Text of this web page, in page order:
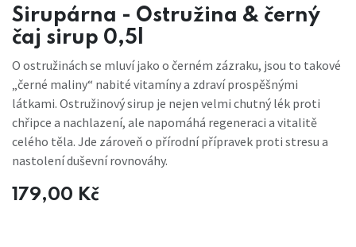
Sirupárna - Ostružina & černý
čaj sirup 0,5l
O ostružinách se mluví jako o černém zázraku, jsou to takové
„černé maliny“ nabité vitamíny a zdraví prospěšnými
látkami. Ostružinový sirup je nejen velmi chutný lék proti
chřipce a nachlazení, ale napomáhá regeneraci a vitalitě
celého těla. Jde zároveň o přírodní přípravek proti stresu a
nastolení duševní rovnováhy.
179,00 Kč